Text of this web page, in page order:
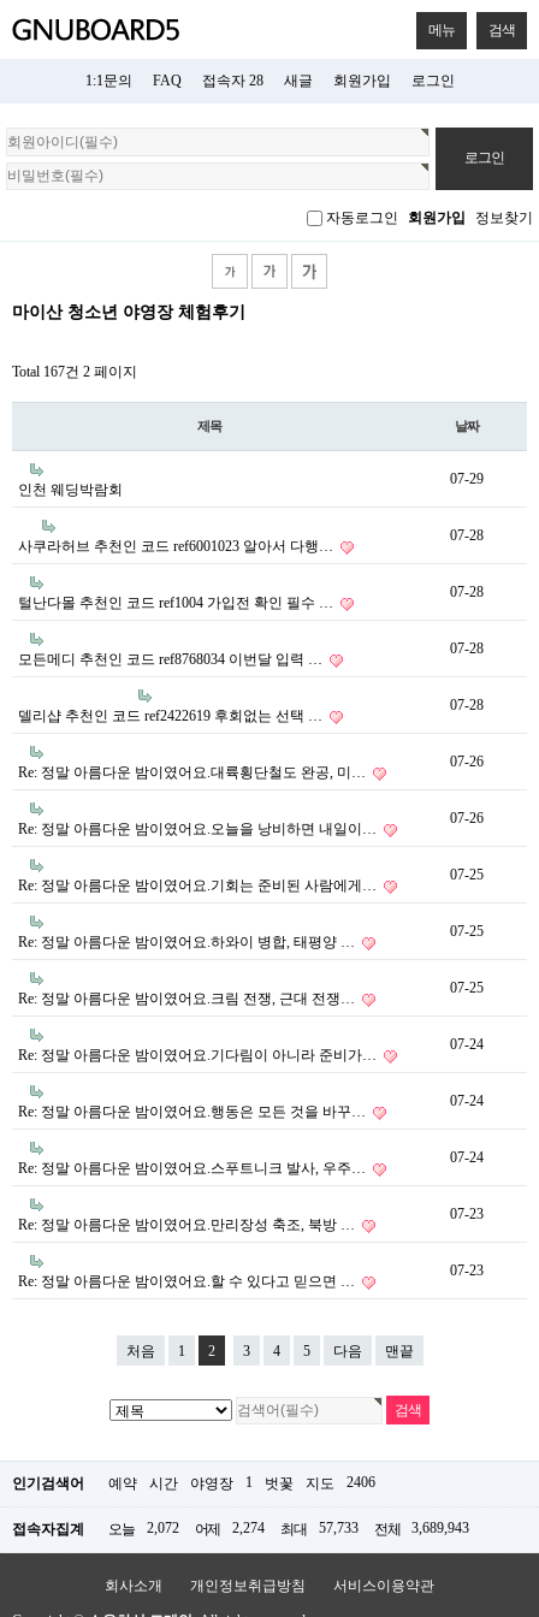
메뉴 검색
1:1문의 FAQ 접속자 28 새글 회원가입 로그인
회
원
로
자동로그인 회원가입 정보찾기
마이산 청소년 야영장 체험후기
Total 167건 2 페이지
제목 날짜
인천 웨딩박람회
07-29
사쿠라허브 추천인 코드 ref6001023 알아서 다행…
07-28
털난다몰 추천인 코드 ref1004 가입전 확인 필수 …
07-28
모든메디 추천인 코드 ref8768034 이번달 입력 …
07-28
델리샵 추천인 코드 ref2422619 후회없는 선택 …
07-28
Re: 정말 아름다운 밤이였어요.대륙횡단철도 완공, 미…
07-26
Re: 정말 아름다운 밤이였어요.오늘을 낭비하면 내일이…
07-26
Re: 정말 아름다운 밤이였어요.기회는 준비된 사람에게…
07-25
Re: 정말 아름다운 밤이였어요.하와이 병합, 태평양 …
07-25
Re: 정말 아름다운 밤이였어요.크림 전쟁, 근대 전쟁…
07-25
Re: 정말 아름다운 밤이였어요.기다림이 아니라 준비가…
07-24
Re: 정말 아름다운 밤이였어요.행동은 모든 것을 바꾸…
07-24
Re: 정말 아름다운 밤이였어요.스푸트니크 발사, 우주…
07-24
Re: 정말 아름다운 밤이였어요.만리장성 축조, 북방 …
07-23
Re: 정말 아름다운 밤이였어요.할 수 있다고 믿으면 …
07-23
처음 1 2 3 4 5 다음 맨끝
인기검색어 예약 시간 야영장 1 벗꽃 지도 2406
접속자집계 오늘 2,072 어제 2,274 최대 57,733 전체 3,689,943
회사소개 개인정보취급방침 서비스이용약관